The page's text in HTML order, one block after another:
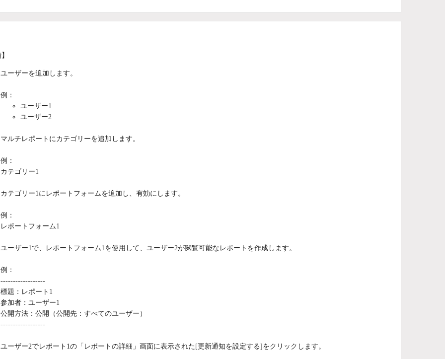
ユーザーを追加します。
例：
ユーザー1
ユーザー2
マルチレポートにカテゴリーを追加します。
例：
カテゴリー1
カテゴリー1にレポートフォームを追加し、有効にします。
例：
レポートフォーム1
ユーザー1で、レポートフォーム1を使用して、ユーザー2が閲覧可能なレポートを作成します。
例：
------------------
標題：レポート1
参加者：ユーザー1
公開方法：公開（公開先：すべてのユーザー）
------------------
ユーザー2でレポート1の「レポートの詳細」画面に表示された[更新通知を設定する]をクリックします。